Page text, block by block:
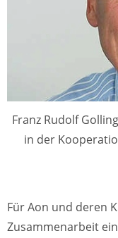
Franz Rudolf
in der
Für Aon und deren
Zusammenarbeit